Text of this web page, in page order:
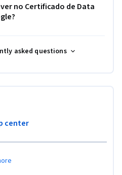
no Certificado de Data
asked questions
center